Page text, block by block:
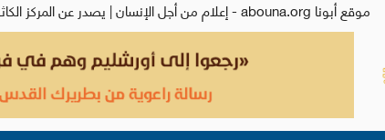
موقع أبونا abouna.org - إعلام من أجل الإنسان | يصدر عن المركز الكاثوليكي للدراسات والإعلام في الأردن - رئيس التحرير: الأب د.رفعت بدر